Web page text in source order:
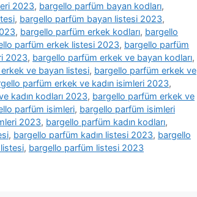
2023, bargello parfüm bayan kodları,
, bargello parfüm bayan listesi 2023,
, bargello parfüm erkek kodları, bargello
parfüm erkek listesi 2023, bargello parfüm
2023, bargello parfüm erkek ve bayan kodları,
ve bayan listesi, bargello parfüm erkek ve
parfüm erkek ve kadın isimleri 2023,
kadın kodları 2023, bargello parfüm erkek ve
parfüm isimleri, bargello parfüm isimleri
2023, bargello parfüm kadın kodları,
, bargello parfüm kadın listesi 2023, bargello
, bargello parfüm listesi 2023